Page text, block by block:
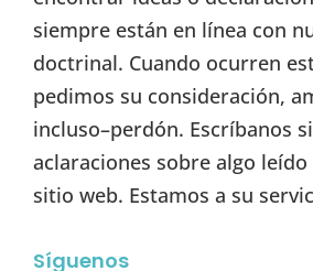
siempre están en línea con
doctrinal. Cuando ocurren
pedimos su consideración,
incluso–perdón. Escríbanos
aclaraciones sobre algo
sitio web. Estamos a su
Síguenos